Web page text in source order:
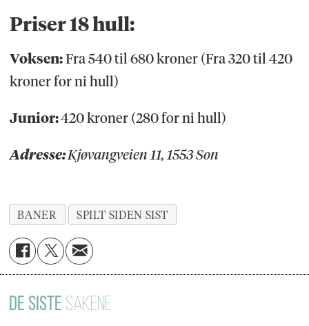
Priser 18 hull:
Voksen:Fra 540 til 680 kroner (Fra 320 til 420
kroner for ni hull)
Junior:420 kroner (280 for ni hull)
Adresse:Kjøvangveien 11, 1553 Son
BANER SPILT SIDEN SIST
DE SISTE SAKENE